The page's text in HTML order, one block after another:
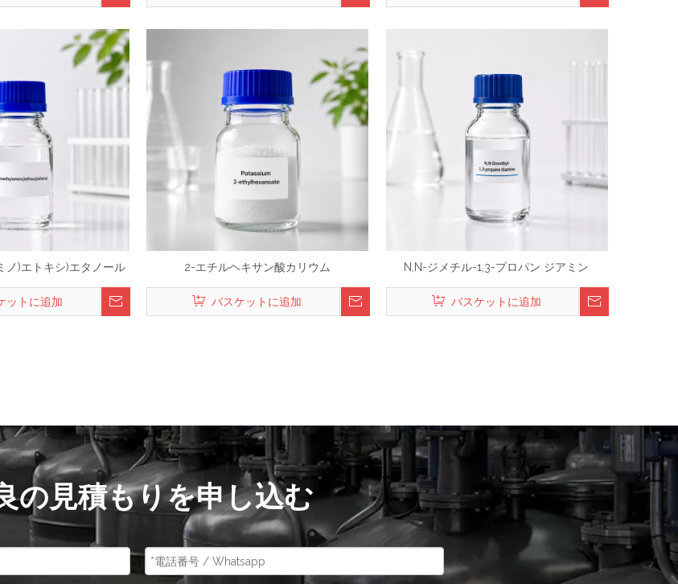
ノ)エトキシ)エタノール
ットに追加
2-エチルヘキサン酸カリウム
バスケットに追加
N,N-ジメチル-1,3-プロパン ジアミン
バスケットに追加
の見積もりを申し込む